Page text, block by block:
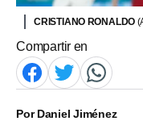
CRISTIANO RONALDO
Compartir en
PorDaniel Jiménez